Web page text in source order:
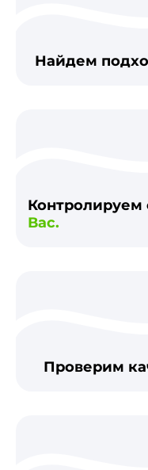
Найдем
Контролируем
Вас.
Проверим